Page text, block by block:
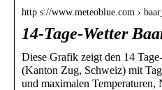
http s://www.meteoblue.com ›
14-Tage-Wetter
Diese Grafik zeigt den 14
(Kanton Zug, Schweiz) mit
und maximalen